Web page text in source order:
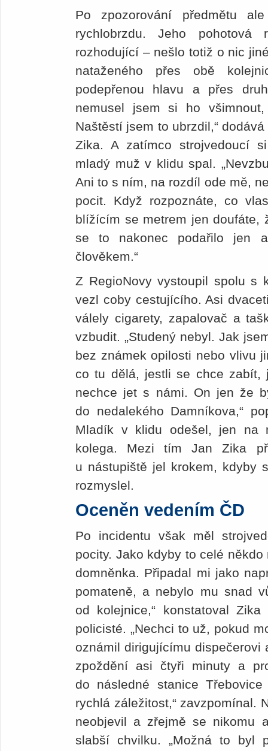
Po zpozorování předmětu
rychlobrzdu. Jeho
rozhodující – nešlo totiž o nic
nataženého přes obě
podepřenou hlavu a přes
nemusel jsem si ho
Naštěstí jsem to ubrzdil,“
Zika. A zatímco strojvedoucí
mladý muž v klidu spal.
Ani to s ním, na rozdíl ode mě,
pocit. Když rozpoznáte, co
blížícím se metrem jen doufáte,
se to nakonec podařilo jen
člověkem.“
Z RegioNovy vystoupil spolu s
vezl coby cestujícího. Asi
válely cigarety, zapalovač a
vzbudit. „Studený nebyl. Jak
bez známek opilosti nebo vlivu
co tu dělá, jestli se chce zabít,
nechce jet s námi. On jen že
do nedalekého Damníkova,“
Mladík v klidu odešel, jen na
kolega. Mezi tím Jan Zika
u nástupiště jel krokem, kdyby
rozmyslel.
Oceněn vedením ČD
Po incidentu však měl
pocity. Jako kdyby to celé
domněnka. Připadal mi jako
pomateně, a nebylo mu snad
od kolejnice,“ konstatoval
policisté. „Nechci to už, pokud
oznámil dirigujícímu dispečerovi
zpoždění asi čtyři minuty a
do následné stanice
rychlá záležitost,“ zavzpomínal.
neobjevil a zřejmě se nikomu
slabší chvilku. „Možná to